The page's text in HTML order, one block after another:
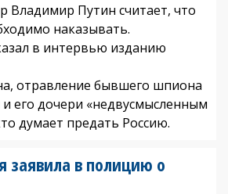
Владимир Путин считает, что
наказывать.
в интервью изданию
отравление бывшего шпиона
и его дочери «недвусмысленным
думает предать Россию.
заявила в полицию о